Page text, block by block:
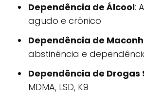
Dependência de Álcool:
agudo e crônico
Dependência de
abstinência e
Dependência de Drogas
MDMA, LSD, K9